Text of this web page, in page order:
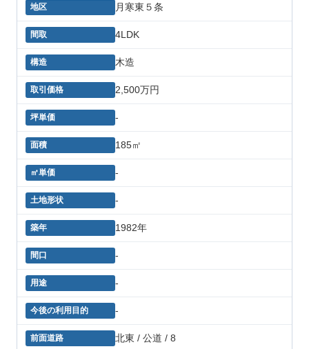
月寒東５条
4LDK
木造
2,500万円
-
185㎡
-
-
1982年
-
-
-
北東 / 公道 / 8